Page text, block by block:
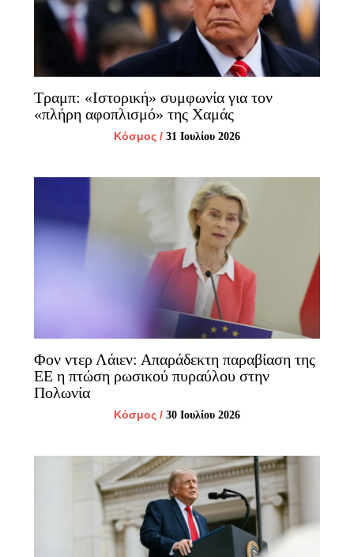
Τραμπ: «Ιστορική» συμφωνία για τον
«πλήρη αφοπλισμό» της Χαμάς
Κόσμος / 31 Ιουλίου 2026
Φον ντερ Λάιεν: Απαράδεκτη παραβίαση της
ΕΕ η πτώση ρωσικού πυραύλου στην
Πολωνία
Κόσμος / 30 Ιουλίου 2026